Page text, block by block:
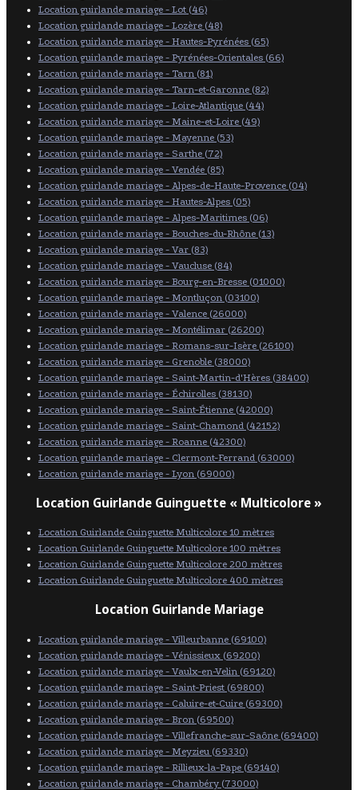
Location guirlande mariage - Lot (46)
Location guirlande mariage - Lozère (48)
Location guirlande mariage - Hautes-Pyrénées (65)
Location guirlande mariage - Pyrénées-Orientales (66)
Location guirlande mariage - Tarn (81)
Location guirlande mariage - Tarn-et-Garonne (82)
Location guirlande mariage - Loire-Atlantique (44)
Location guirlande mariage - Maine-et-Loire (49)
Location guirlande mariage - Mayenne (53)
Location guirlande mariage - Sarthe (72)
Location guirlande mariage - Vendée (85)
Location guirlande mariage - Alpes-de-Haute-Provence (04)
Location guirlande mariage - Hautes-Alpes (05)
Location guirlande mariage - Alpes-Maritimes (06)
Location guirlande mariage - Bouches-du-Rhône (13)
Location guirlande mariage - Var (83)
Location guirlande mariage - Vaucluse (84)
Location guirlande mariage - Bourg-en-Bresse (01000)
Location guirlande mariage - Montluçon (03100)
Location guirlande mariage - Valence (26000)
Location guirlande mariage - Montélimar (26200)
Location guirlande mariage - Romans-sur-Isère (26100)
Location guirlande mariage - Grenoble (38000)
Location guirlande mariage - Saint-Martin-d'Hères (38400)
Location guirlande mariage - Échirolles (38130)
Location guirlande mariage - Saint-Étienne (42000)
Location guirlande mariage - Saint-Chamond (42152)
Location guirlande mariage - Roanne (42300)
Location guirlande mariage - Clermont-Ferrand (63000)
Location guirlande mariage - Lyon (69000)
Location Guirlande Guinguette « Multicolore »
Location Guirlande Guinguette Multicolore 10 mètres
Location Guirlande Guinguette Multicolore 100 mètres
Location Guirlande Guinguette Multicolore 200 mètres
Location Guirlande Guinguette Multicolore 400 mètres
Location Guirlande Mariage
Location guirlande mariage - Villeurbanne (69100)
Location guirlande mariage - Vénissieux (69200)
Location guirlande mariage - Vaulx-en-Velin (69120)
Location guirlande mariage - Saint-Priest (69800)
Location guirlande mariage - Caluire-et-Cuire (69300)
Location guirlande mariage - Bron (69500)
Location guirlande mariage - Villefranche-sur-Saône (69400)
Location guirlande mariage - Meyzieu (69330)
Location guirlande mariage - Rillieux-la-Pape (69140)
Location guirlande mariage - Chambéry (73000)